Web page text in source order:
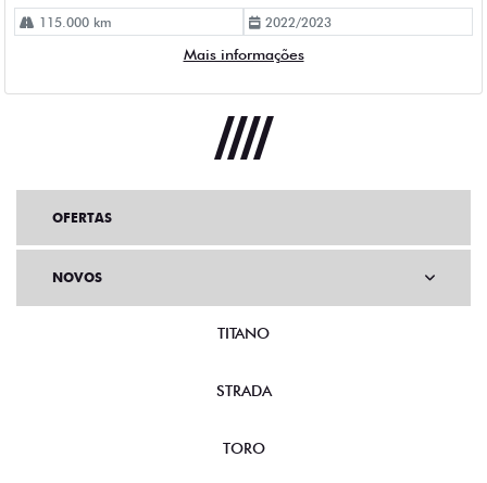
OFERTAS
NOVOS
TITANO
STRADA
TORO